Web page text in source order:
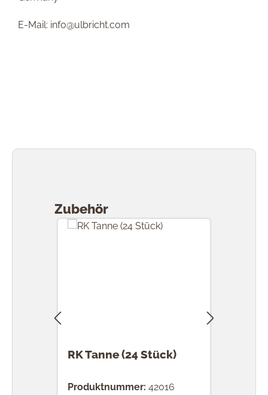
E-Mail: info@ulbricht.com
Zubehör
RK Tanne (24 Stück)
Produktnummer: 42016